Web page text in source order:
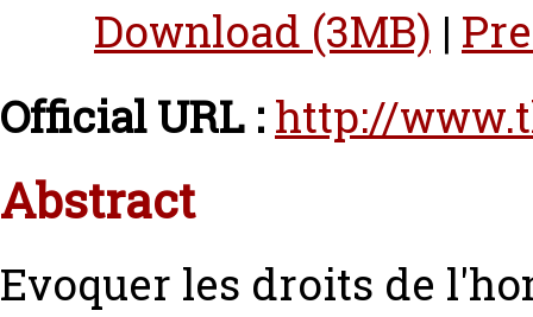
Download (3MB) |
Official URL : http://
Abstract
Evoquer les droits de